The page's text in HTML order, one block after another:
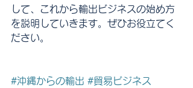
して、これから輸出ビジネスの始め方
を説明していきます。ぜひお役立てく
ださい。
#沖縄からの輸出 #貿易ビジネス